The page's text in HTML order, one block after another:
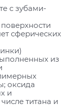
с зубами-
сферических
из
оксида
и
титана и